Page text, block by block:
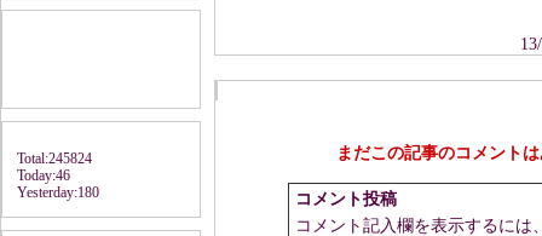
Total:245824
Today:46
Yesterday:180
まだこの記事のコメント
コメント投稿
コメント記入欄を表示するには